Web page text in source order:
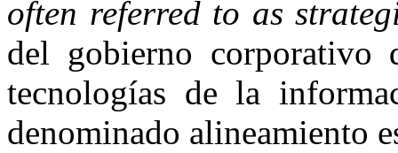
often referred to as
del gobierno corporativo
tecnologías de la
denominado alineamiento